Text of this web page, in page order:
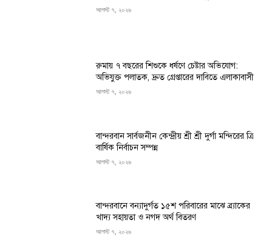
আগস্ট ৭, ২০২৬
রুমায় ৭ বছরের শিশুকে ধর্ষণে চেষ্টার অভিযোগ:
অভিযুক্ত পলাতক, দ্রুত গ্রেপ্তারের দাবিতে এলাকাবাসী
আগস্ট ৭, ২০২৬
বান্দরবান সার্বজনীন কেন্দ্রীয় শ্রী শ্রী দুর্গা মন্দিরের ত্রি
বার্ষিক নির্বাচন সম্পন্ন
আগস্ট ৭, ২০২৬
বান্দরবানে বন্যাদুর্গত ১৫শ পরিবারের মাঝে ব্র্যাকের
খাদ্য সহায়তা ও নগদ অর্থ বিতরণ
আগস্ট ৭, ২০২৬